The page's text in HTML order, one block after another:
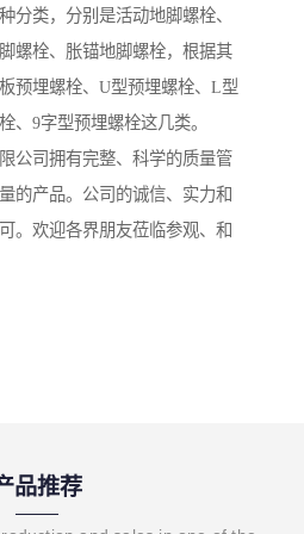
分类，分别是活动地脚螺栓、
螺栓、胀锚地脚螺栓，根据其
预埋螺栓、U型预埋螺栓、L型
、9字型预埋螺栓这几类。
公司拥有完整、科学的质量管
的产品。公司的诚信、实力和
。欢迎各界朋友莅临参观、和
品推荐